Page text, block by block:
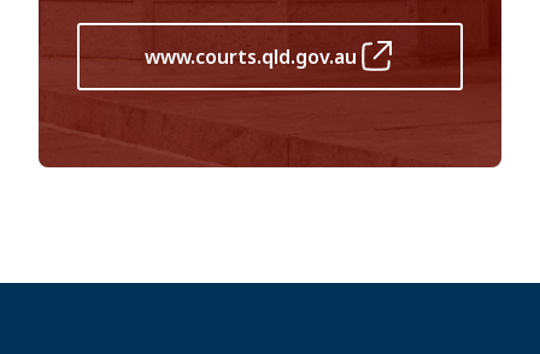
www.courts.qld.gov.au